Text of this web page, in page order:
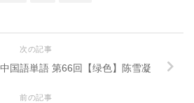
次の記事
国語単語 第66回【绿色】陈雪凝
前の記事